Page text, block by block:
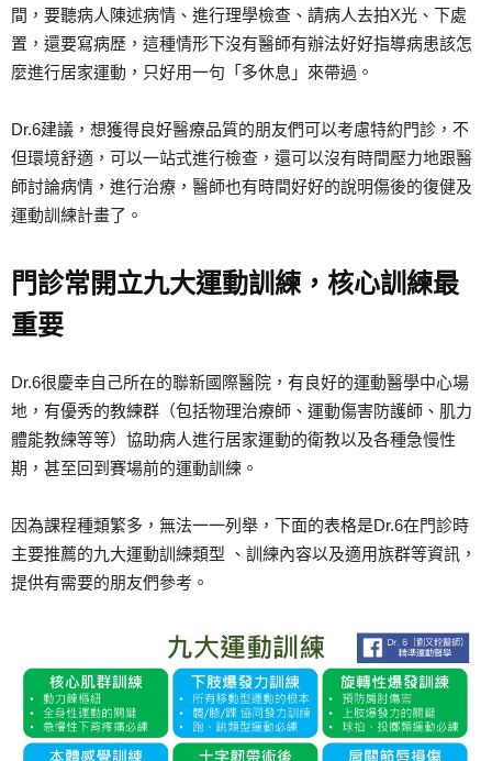
間，要聽病人陳述病情、進行理學檢查、請病人去拍X光、下處
置，還要寫病歷，這種情形下沒有醫師有辦法好好指導病患該怎
麼進行居家運動，只好用一句「多休息」來帶過。
Dr.6建議，想獲得良好醫療品質的朋友們可以考慮特約門診，不
但環境舒適，可以一站式進行檢查，還可以沒有時間壓力地跟醫
師討論病情，進行治療，醫師也有時間好好的說明傷後的復健及
運動訓練計畫了。
門診常開立九大運動訓練，核心訓練最
重要
Dr.6很慶幸自己所在的聯新國際醫院，有良好的運動醫學中心場
地，有優秀的教練群（包括物理治療師、運動傷害防護師、肌力
體能教練等等）協助病人進行居家運動的衛教以及各種急慢性
期，甚至回到賽場前的運動訓練。
因為課程種類繁多，無法一一列舉，下面的表格是Dr.6在門診時
主要推薦的九大運動訓練類型 、訓練內容以及適用族群等資訊，
提供有需要的朋友們參考。